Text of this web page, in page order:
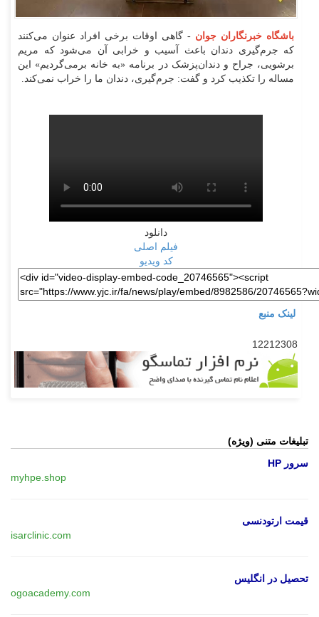
باشگاه خبرنگاران جوان - گاهی اوقات برخی افراد عنوان می‌کنند
که جرم‌گیری دندان باعث آسیب و خرابی آن می‌شود که مریم
برشویی، جراح و دندان‌پزشک در برنامه «به خانه برمی‌گردیم» این
مساله را تکذیب کرد و گفت: جرم‌گیری، دندان ما را خراب نمی‌کند.
دانلود
فیلم اصلی
کد ویدیو
لینک منبع
12212308
تبلیغات متنی (ویژه)
سرور HP
myhpe.shop
قیمت ارتودنسی
isarclinic.com
تحصیل در انگلیس
ogoacademy.com